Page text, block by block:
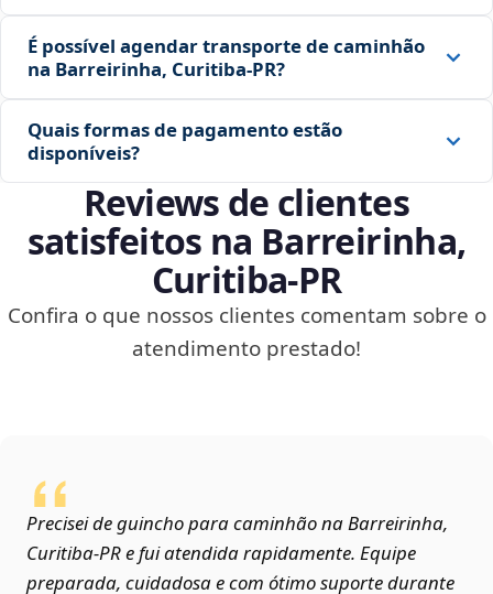
É possível agendar transporte de caminhão
na Barreirinha, Curitiba‑PR?
Quais formas de pagamento estão
disponíveis?
Reviews de clientes
satisfeitos na Barreirinha,
Curitiba‑PR
Confira o que nossos clientes comentam sobre o
atendimento prestado!
Precisei de guincho para caminhão na Barreirinha,
Curitiba‑PR e fui atendida rapidamente. Equipe
preparada, cuidadosa e com ótimo suporte durante